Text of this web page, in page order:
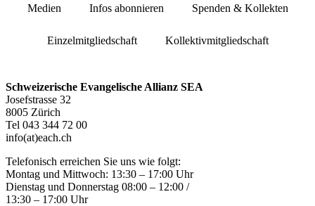
Medien Infos abonnieren Spenden & Kollekten
Einzelmitgliedschaft Kollektivmitgliedschaft
Schweizerische Evangelische Allianz SEA
Josefstrasse 32
8005 Zürich
Tel 043 344 72 00
info(at)each.ch
Telefonisch erreichen Sie uns wie folgt:
Montag und Mittwoch: 13:30 – 17:00 Uhr
Dienstag und Donnerstag 08:00 – 12:00 /
13:30 – 17:00 Uhr